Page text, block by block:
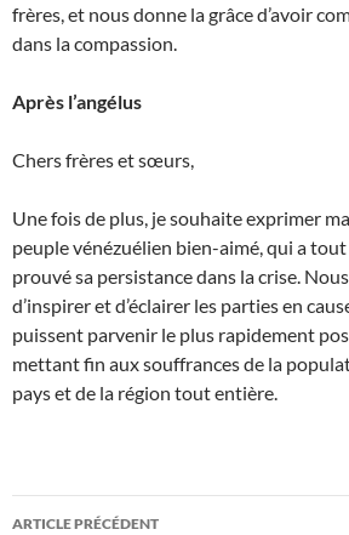
frères, et nous donne la grâce d’avoir
dans la compassion.
Après l’angélus
Chers frères et sœurs,
Une fois de plus, je souhaite exprimer
peuple vénézuélien bien-aimé, qui a
prouvé sa persistance dans la crise.
d’inspirer et d’éclairer les parties en
puissent parvenir le plus rapidement
mettant fin aux souffrances de la
pays et de la région tout entière.
Navigation
ARTICLE PRÉCÉDENT